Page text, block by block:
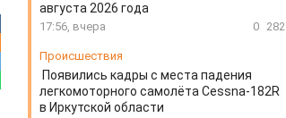
августа 2026 года
17:56, вчера 0 282
Происшествия
Появились кадры с места падения
легкомоторного самолёта Cessna-182R
в Иркутской области